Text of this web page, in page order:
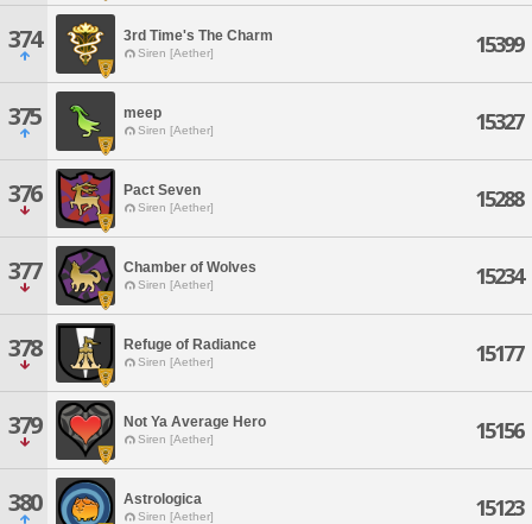
374 3rd Time's The Charm
Siren [Aether] 15399
375 meep
Siren [Aether] 15327
376 Pact Seven
Siren [Aether] 15288
377 Chamber of Wolves
Siren [Aether] 15234
378 Refuge of Radiance
Siren [Aether] 15177
379 Not Ya Average Hero
Siren [Aether] 15156
380 Astrologica
Siren [Aether] 15123